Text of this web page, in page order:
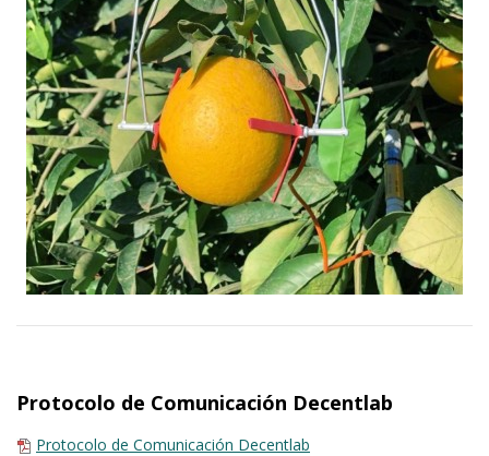
Protocolo de Comunicación Decentlab
Protocolo de Comunicación Decentlab